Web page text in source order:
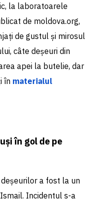
la laboratoarele
de moldova.org,
de gustul și mirosul
câte deșeuri din
apei la butelie, dar
în materialul
în gol de pe
a fost la un
Incidentul s-a